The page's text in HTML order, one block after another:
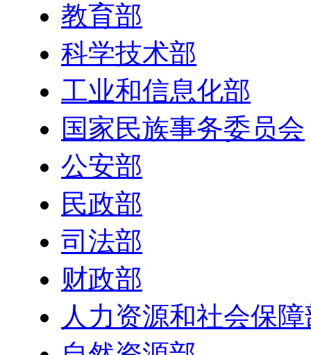
教育部
科学技术部
工业和信息化部
国家民族事务委员会
公安部
民政部
司法部
财政部
人力资源和社会保